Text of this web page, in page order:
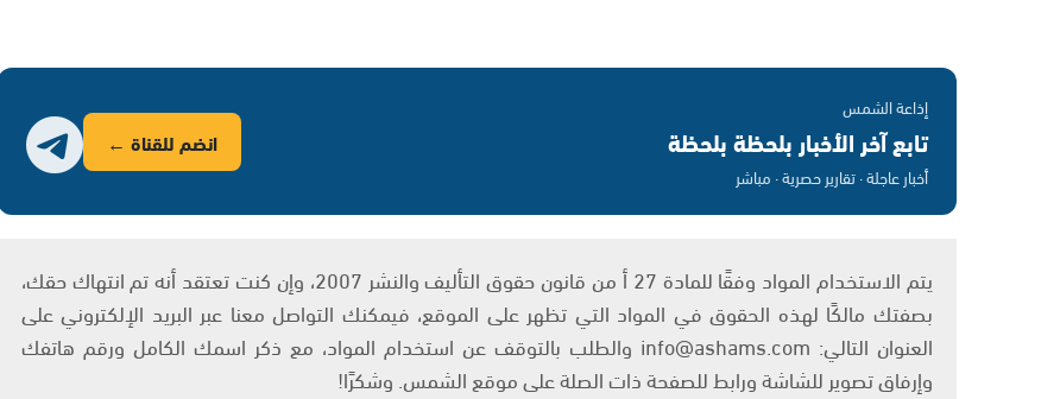
إذاعة الشمس
تابع آخر الأخبار بلحظة بلحظة
أخبار عاجلة · تقارير حصرية · مباشر
انضم للقناة ←
يتم الاستخدام المواد وفقًا للمادة 27 أ من قانون حقوق التأليف والنشر 2007، وإن كنت تعتقد أنه تم انتهاك حقك،
بصفتك مالكًا لهذه الحقوق في المواد التي تظهر على الموقع، فيمكنك التواصل معنا عبر البريد الإلكتروني على
العنوان التالي: info@ashams.com والطلب بالتوقف عن استخدام المواد، مع ذكر اسمك الكامل ورقم هاتفك
وإرفاق تصوير للشاشة ورابط للصفحة ذات الصلة على موقع الشمس. وشكرًا!